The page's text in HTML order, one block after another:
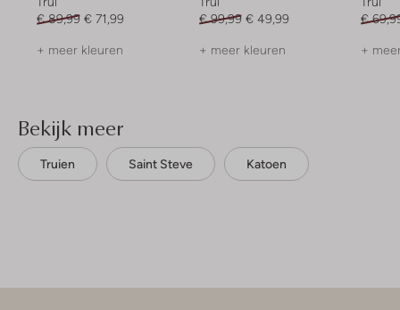
€ 89,99 € 71,99
+ meer kleuren
€ 99,99 € 49,99
+ meer kleuren
€
+
Bekijk meer
Truien Saint Steve Katoen